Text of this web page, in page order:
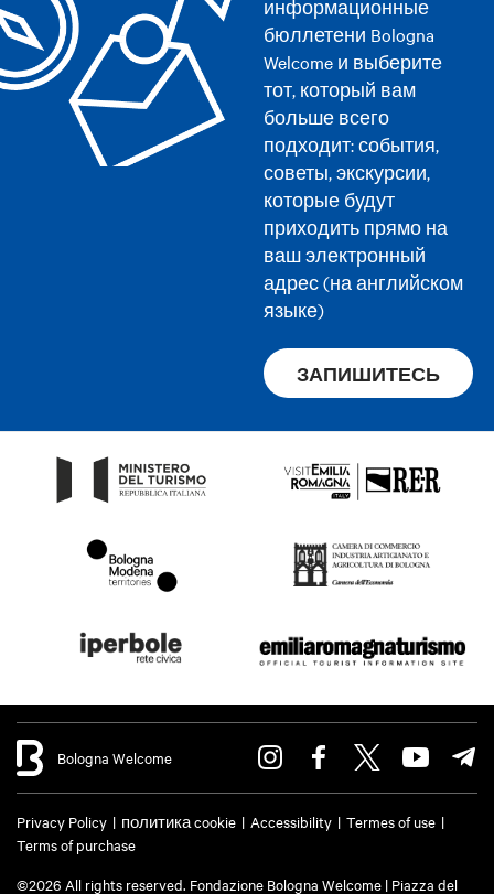
информационные
бюллетени Bologna
Welcome и выберите
тот, который вам
больше всего
подходит: события,
советы, экскурсии,
которые будут
приходить прямо на
ваш электронный
адрес (на английском
языке)
ЗАПИШИТЕСЬ
Bologna Welcome
Privacy Policy политика cookie Accessibility
Termes of use
Terms of purchase
©2026 All rights reserved. Fondazione Bologna Welcome | Piazza del